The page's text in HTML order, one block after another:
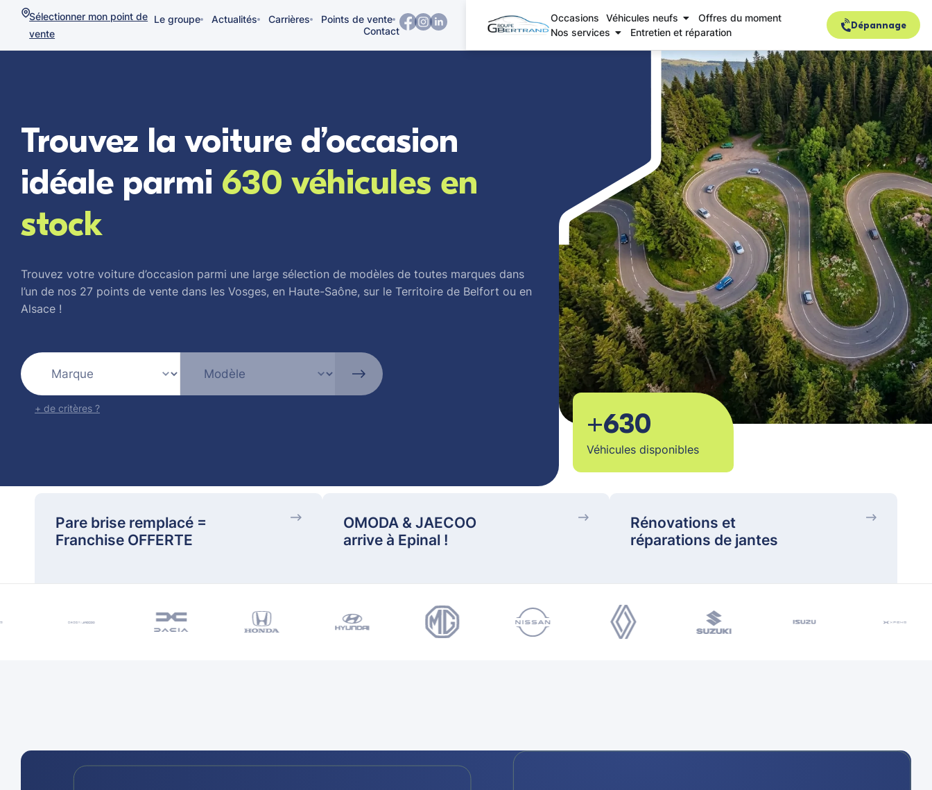
Sélectionner mon point de
vente
Le groupe Actualités Carrières
Points de vente
Contact
Occasions Véhicules neufs
Offres du moment
Nos services
Entretien et réparation
Dépannage
Trouvez la voiture d’occasion
idéale parmi 630 véhicules en
stock
Trouvez votre voiture d’occasion parmi une large sélection de modèles de toutes marques dans
l’un de nos 27 points de vente dans les Vosges, en Haute-Saône, sur le Territoire de Belfort ou en
Alsace !
+ de critères ? +630
Véhicules disponibles
Pare brise remplacé =
Franchise OFFERTE
OMODA & JAECOO
arrive à Epinal !
Rénovations et
réparations de jantes